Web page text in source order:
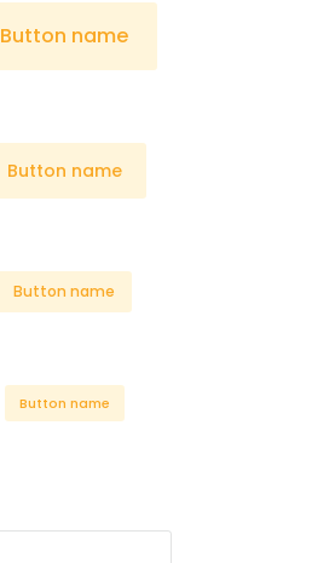
Button name
Button name
Button name
Button name